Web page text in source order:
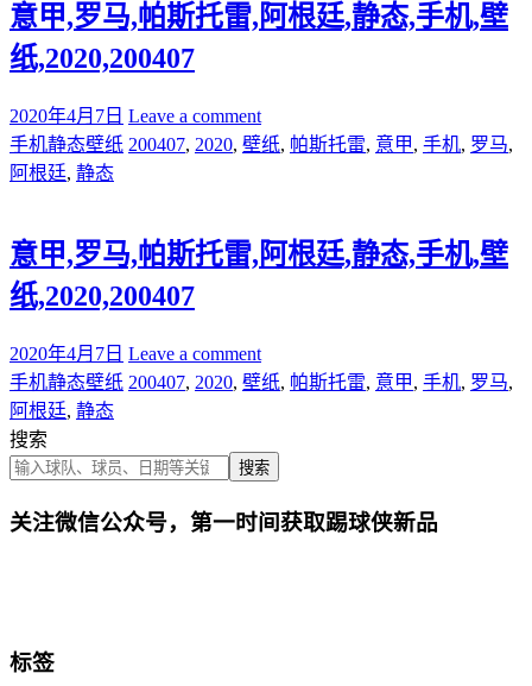
意甲,罗马,帕斯托雷,阿根廷,静态,手机,壁
纸,2020,200407
2020年4月7日 Leave a comment
手机静态壁纸 200407, 2020, 壁纸, 帕斯托雷, 意甲, 手机, 罗马,
阿根廷, 静态
意甲,罗马,帕斯托雷,阿根廷,静态,手机,壁
纸,2020,200407
2020年4月7日 Leave a comment
手机静态壁纸 200407, 2020, 壁纸, 帕斯托雷, 意甲, 手机, 罗马,
阿根廷, 静态
搜索
搜索
关注微信公众号，第一时间获取踢球侠新品
标签